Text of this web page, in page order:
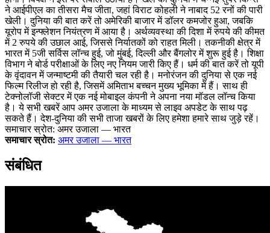
ने आईपीएल का तीसरा मैच जीता, जहां विराट कोहली ने नाबाद 52 रनों की पारी
खेली। दुनिया की बात करें तो अमेरिकी बाजार में डॉलर कमजोर हुआ, जबकि
यूरोप में इन्फ्लेशन नियंत्रण में आया है। अर्थव्यवस्था की दिशा में रुपये की कीमत
में 2 रुपये की उछाल आई, जिससे निर्यातकों को राहत मिली। तकनीकी क्षेत्र में
भारत में 5जी सर्विस लॉन्च हुई, जो मुंबई, दिल्ली और बैंगलोर में शुरू हुई है। शिक्षा
विभाग ने बोर्ड परीक्षाओं के लिए नए नियम जारी किए हैं। धर्म की बात करें तो यूपी
के वृंदावन में जन्माष्टमी की तैयारी चल रही है। मनोरंजन की दुनिया से एक नई
फिल्म रिलीज हो रही है, जिसमें अमिताभ बच्चन मुख्य भूमिका में हैं। साथ ही
टेक्नोलॉजी सेक्टर में एक नई मोबाइल कंपनी ने अपना नया मॉडल लॉन्च किया
है। ये सभी खबरें आप अमर उजाला के माध्यम से लाइव अपडेट के साथ पढ़
सकते हैं। देश-दुनिया की सभी ताजा खबरों के लिए हमेशा हमारे साथ जुड़े रहें।
समाचार स्रोत: अमर उजाला — भारत
समाचार स्रोत: अमर उजाला — भारत
संबंधित